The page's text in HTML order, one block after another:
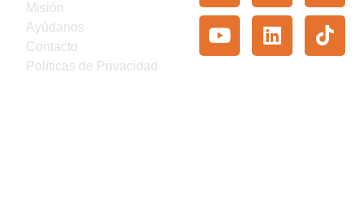
Misión
Ayúdanos
Contacto
Políticas de Privacidad